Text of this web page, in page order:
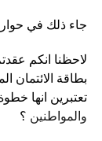
جاء ذلك في
لاحظنا انكم
بطاقة
تعتبرين انها
والمواطنين ؟